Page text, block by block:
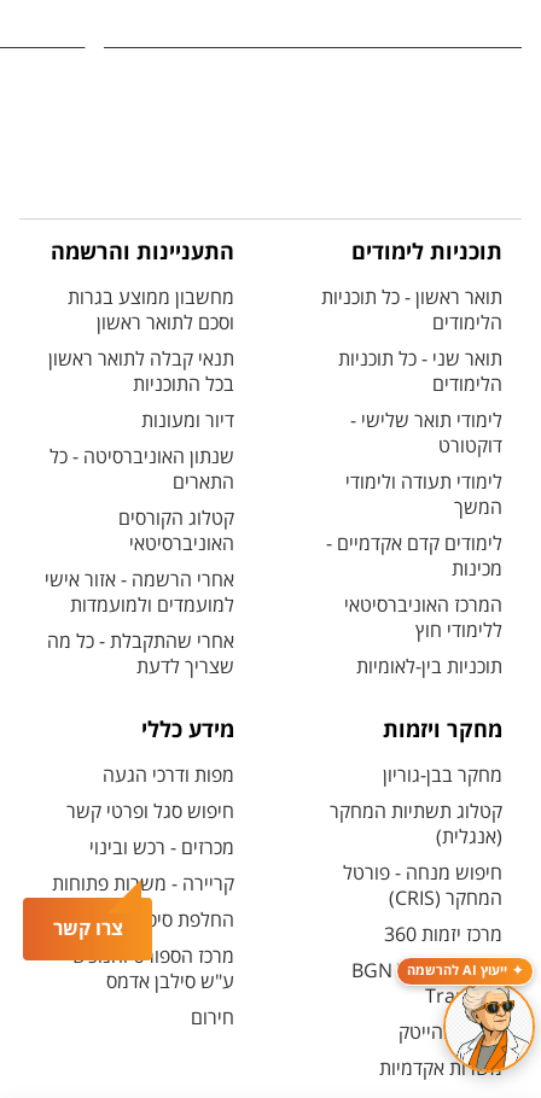
צרו קשר
ייעוץ AI להרשמה
תוכניות לימודים
תואר ראשון - כל תוכניות
הלימודים
תואר שני - כל תוכניות
הלימודים
לימודי תואר שלישי -
דוקטורט
לימודי תעודה ולימודי
המשך
לימודים קדם אקדמיים -
מכינות
המרכז האוניברסיטאי
ללימודי חוץ
תוכניות בין-לאומיות
התעניינות והרשמה
מחשבון ממוצע בגרות
וסכם לתואר ראשון
תנאי קבלה לתואר ראשון
בכל התוכניות
דיור ומעונות
שנתון האוניברסיטה - כל
התארים
קטלוג הקורסים
האוניברסיטאי
אחרי הרשמה - אזור אישי
למועמדים ולמועמדות
אחרי שהתקבלת - כל מה
שצריך לדעת
מחקר ויזמות
מחקר בבן-גוריון
קטלוג תשתיות המחקר
(אנגלית)
חיפוש מנחה - פורטל
המחקר (CRIS)
מרכז יזמות 360
BGN Technology
Transfer
פארק ההייטק
משרות אקדמיות
מידע כללי
מפות ודרכי הגעה
חיפוש סגל ופרטי קשר
מכרזים - רכש ובינוי
קריירה - משרות פתוחות
החלפת סיסמה ארגונית
מרכז הספורט והנופש
ע"ש סילבן אדמס
חירום